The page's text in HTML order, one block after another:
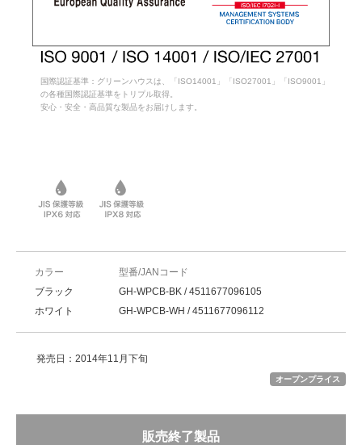
国際認証基準：グリーンハウスは、「ISO14001」「ISO27001」「ISO9001」
の各種国際認証基準をトリプル取得。
安心・安全・高品質な製品をお届けします。
カラー
型番/JANコード
ブラック
GH-WPCB-BK / 4511677096105
ホワイト
GH-WPCB-WH / 4511677096112
発売日：2014年11月下旬
オープンプライス
販売終了製品